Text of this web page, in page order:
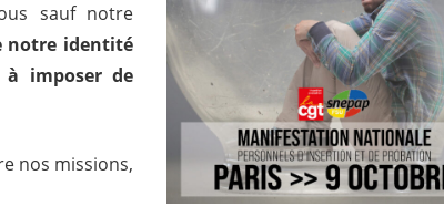
sauf notre
notre identité
imposer de
nos missions,